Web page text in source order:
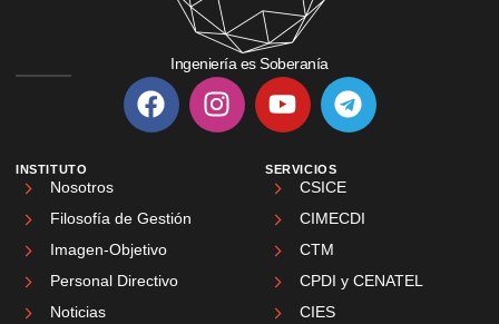
Ingeniería es Soberanía
INSTITUTO
Nosotros
Filosofía de Gestión
Imagen-Objetivo
Personal Directivo
Noticias
SERVICIOS
CSICE
CIMECDI
CTM
CPDI y CENATEL
CIES